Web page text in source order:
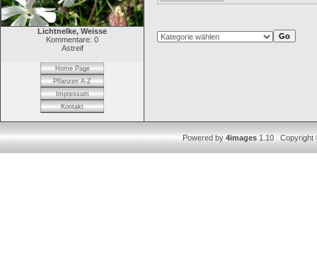
Lichtnelke, Weisse
Kommentare: 0
Astreif
Home Page
Pflanzen A-Z
Impressum
Kontakt
Powered by4images1.10 Copyright